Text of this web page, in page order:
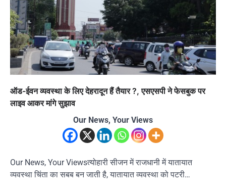
ऑड-ईवन व्यवस्था के लिए देहरादून हैं तैयार ?, एसएसपी ने फेसबुक पर
लाइव आकर मांगे सुझाव
Our News, Your Views
Our News, Your Viewsत्योहारी सीजन में राजधानी में यातायात
व्यवस्था चिंता का सबब बन जाती है, यातायात व्यवस्था को पटरी…